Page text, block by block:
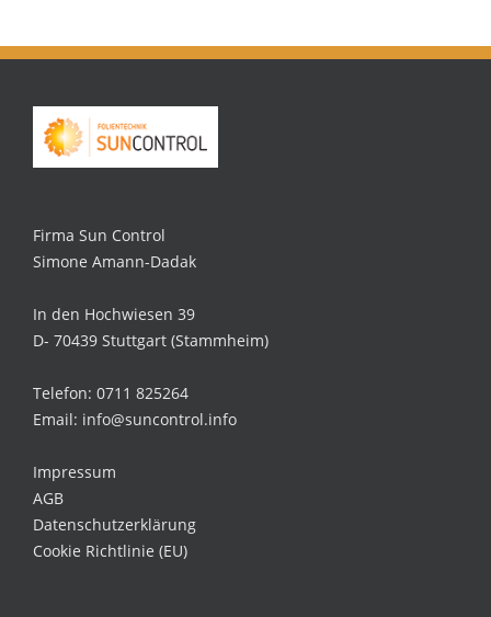
Firma Sun Control
Simone Amann-Dadak
In den Hochwiesen 39
D- 70439 Stuttgart (Stammheim)
Telefon: 0711 825264
Email: info@suncontrol.info
Impressum
AGB
Datenschutzerklärung
Cookie Richtlinie (EU)